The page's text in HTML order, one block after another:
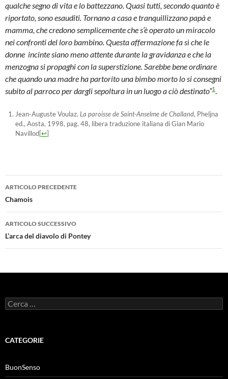
qualche segno di vita e lo battezzano. Quasi tutti, secondo quanto è
riportato, sono esauditi. Tornano a casa e tranquillizzano papà e
mamma, che credono semplicemente che s’è operato un miracolo
nei confronti del loro bambino. Questa affermazione fa sì che le
donne incinte siano meno attente durante la gravidanza e che la
menzogna si propaghi con la superstizione. Sarebbe bene ordinare
che quando una madre ha partorito una bimbo morto lo si consegni
subito al parroco per dargli sepoltura in un luogo a ciò destinato”1.
Jean-Auguste Voulaz, La paroisse de Saint-Anselme de Challand, Pheljna
ed., Aosta, 1998, pag. 48, libera traduzione italiana di Gian Mario
Navillod[↩]
Navigazione
articolo
ARTICOLO PRECEDENTE
Chamois
ARTICOLO SUCCESSIVO
L’arca del diavolo di Pontey
Ricerca
per:
CATEGORIE
BuonSenso